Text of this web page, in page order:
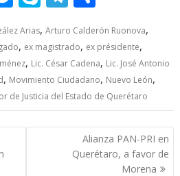
ss
e
n
g
er
y
p
e
e
gr
a
m
ar
e
Arias,Arturo Calderón Ruonova,
, ex magistrado, ex présidente,
, Lic. César Cadena, Lic. José Antonio
, Movimiento Ciudadano, Nuevo León,
de Justicia del Estado de Querétaro
Alianza PAN-PRI en
Querétaro, a favor de
Morena